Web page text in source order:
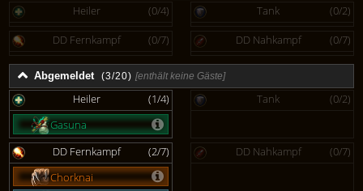
Heiler (0/4) Tank
(0/2)
DD Fernkampf
(0/7) DD Nahkampf (0/7)
Abgemeldet (3/20) [enthält keine Gäste]
Heiler
(1/4)
Gasuna
Tank (0/2)
DD Fernkampf
(2/7)
Chorknai
DD Nahkampf (0/7)